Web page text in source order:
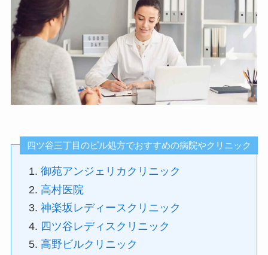
四ツ谷三丁目のピル処方でおすすめの病院やクリニック
御苑アンジェリカクリニック
高村医院
神楽坂レディースクリニック
四ツ谷レディスクリニック
高野ビルクリニック